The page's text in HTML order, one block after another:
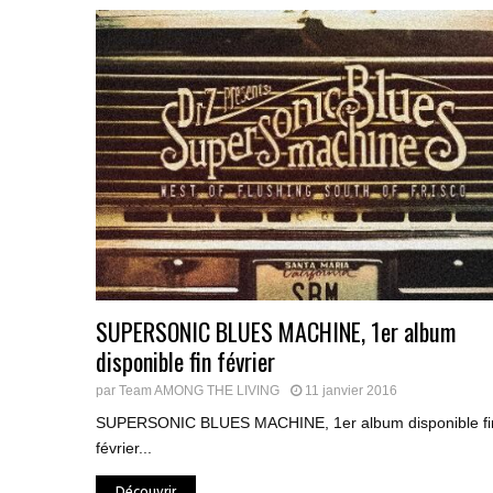
SUPERSONIC BLUES MACHINE, 1er album
disponible fin février
par Team AMONG THE LIVING 11 janvier 2016
SUPERSONIC BLUES MACHINE, 1er album disponible
février...